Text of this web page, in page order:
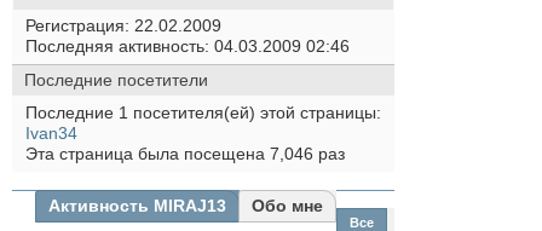
Регистрация
22.02.2009
Последняя активность 04.03.2009 02:46
Последние посетители
Последние 1 посетителя(ей) этой страницы:
Ivan34
Эта страница была посещена 7,046 раз
Активность MIRAJ13 Обо мне
Все